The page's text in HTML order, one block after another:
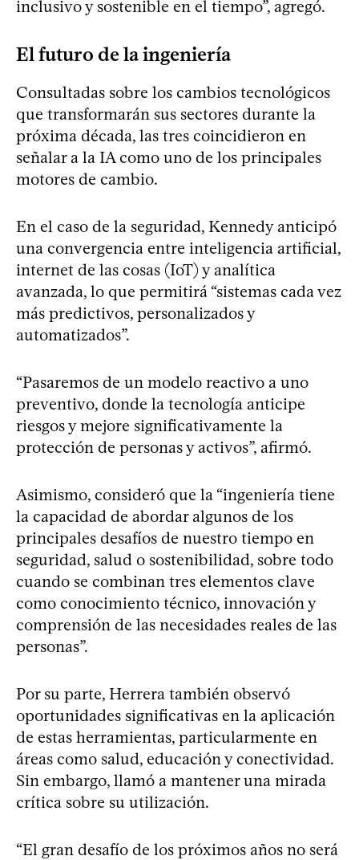
inclusivo y sostenible en el tiempo”, agregó.
El futuro de la ingeniería
Consultadas sobre los cambios tecnológicos
que transformarán sus sectores durante la
próxima década, las tres coincidieron en
señalar a la IA como uno de los principales
motores de cambio.
En el caso de la seguridad, Kennedy anticipó
una convergencia entre inteligencia artificial,
internet de las cosas (IoT) y analítica
avanzada, lo que permitirá “sistemas cada vez
más predictivos, personalizados y
automatizados”.
“Pasaremos de un modelo reactivo a uno
preventivo, donde la tecnología anticipe
riesgos y mejore significativamente la
protección de personas y activos”, afirmó.
Asimismo, consideró que la “ingeniería tiene
la capacidad de abordar algunos de los
principales desafíos de nuestro tiempo en
seguridad, salud o sostenibilidad, sobre todo
cuando se combinan tres elementos clave
como conocimiento técnico, innovación y
comprensión de las necesidades reales de las
personas”.
Por su parte, Herrera también observó
oportunidades significativas en la aplicación
de estas herramientas, particularmente en
áreas como salud, educación y conectividad.
Sin embargo, llamó a mantener una mirada
crítica sobre su utilización.
“El gran desafío de los próximos años no será